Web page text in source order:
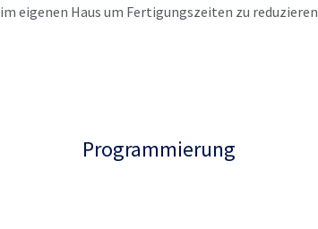
im eigenen Haus um Fertigungszeiten zu reduzieren
Programmierung